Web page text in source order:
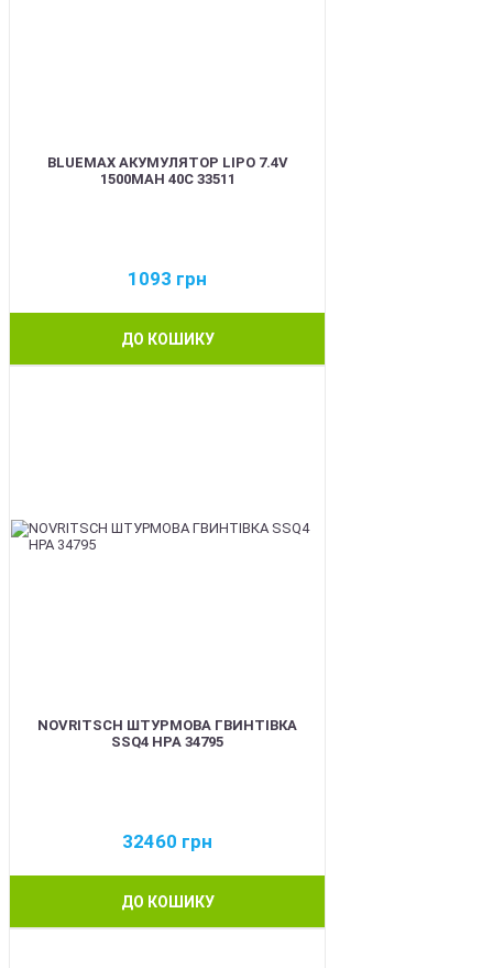
BLUEMAX АКУМУЛЯТОР LIPO 7.4V
1500MAH 40C 33511
1093 грн
ДО КОШИКУ
NOVRITSCH ШТУРМОВА ГВИНТІВКА
SSQ4 HPA 34795
32460 грн
ДО КОШИКУ